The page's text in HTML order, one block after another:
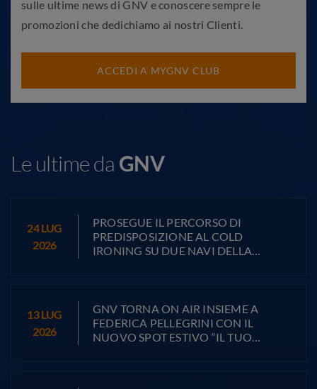
sulle ultime news di GNV e conoscere sempre le
promozioni che dedichiamo ai nostri Clienti.
ACCEDI A MYGNV CLUB
Le ultime da GNV
24 LUG
2026
PROSEGUE IL PERCORSO DI
PREDISPOSIZIONE AL COLD
IRONING SU DUE NAVI DELLA
13 LUG
2026
GNV TORNA ON AIR INSIEME A
FEDERICA PELLEGRINI CON IL
NUOVO SPOT ESTIVO “IL TUO